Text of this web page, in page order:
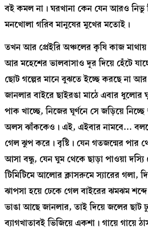
বই কমল না। ঘরখানা কেন যেন আরও
মনখোলা গরিব মানুষের মুখের মতোই।
তখন আর প্রেইরি অঞ্চলের কৃষি কাজ
আর মহেশের ভালবাসাও দূর দিয়ে হেঁটে
ছোট গল্পের মানে বুঝতে ইচ্ছে করছে না
জানলার বাইরে ছাইরঙা মাঠে এবার ধুলোর
পাক খাচ্ছে, নিজের ঘূর্ণনে সে জড়িয়ে
অলস ঝাঁককেও। এই, এইবার নামবে…
গেল ঝুপ করে। বৃষ্টি। যেন গতজন্মের পার
আসা বন্ধু, যেন ঘুম থেকে ছাড়া পাওয়া
টিমিটিমে আলোর ক্লাসরুমে স্যারের গলা,
ঝাপসা হয়ে ঢেকে গেল বাইরের ঝমঝম
ভাঙা আছে জানলার, তাই দিয়ে জলের ছাট
ব্যাগখাতাবই ভিজিয়ে একশা। গায়ে গায়ে